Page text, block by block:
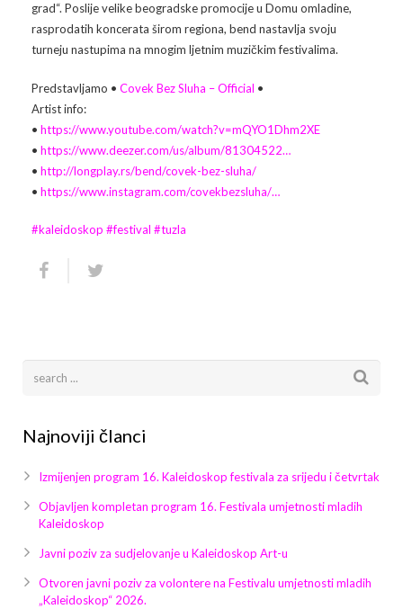
Video 2010.
Video 2011
Video 2012
Video 2013
Video 2014
Video 2016
Galerija 2009
Galerija 2010
Galerija 2011
Galerija 2012
Galerija 2013
Galerija 2015
Galerija 2018
Galerija 2019
Galerija 2022
Galerija 2023
Galerija 2024
Galerija 2025
Facebook
Arhiva
Kontakt
grad“. Poslije velike beogradske promocije u Domu omladine,
rasprodatih koncerata širom regiona, bend nastavlja svoju
turneju nastupima na mnogim ljetnim muzičkim festivalima.
Predstavljamo • Covek Bez Sluha – Official •
Artist info:
• https://www.youtube.com/watch?v=mQYO1Dhm2XE
• https://www.deezer.com/us/album/81304522…
• http://longplay.rs/bend/covek-bez-sluha/
• https://www.instagram.com/covekbezsluha/…
#kaleidoskop #festival #tuzla
Najnoviji članci
Izmijenjen program 16. Kaleidoskop festivala za srijedu i četvrtak
Objavljen kompletan program 16. Festivala umjetnosti mladih
Kaleidoskop
Javni poziv za sudjelovanje u Kaleidoskop Art-u
Otvoren javni poziv za volontere na Festivalu umjetnosti mladih
„Kaleidoskop“ 2026.